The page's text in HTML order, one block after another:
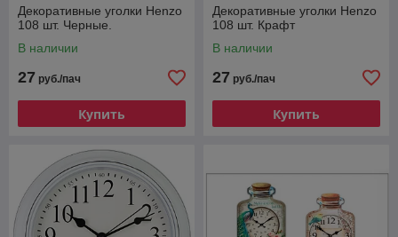
Декоративные уголки Henzo
108 шт. Черные.
В наличии
27 руб./пач
Купить
Декоративные уголки Henzo
108 шт. Крафт
В наличии
27 руб./пач
Купить